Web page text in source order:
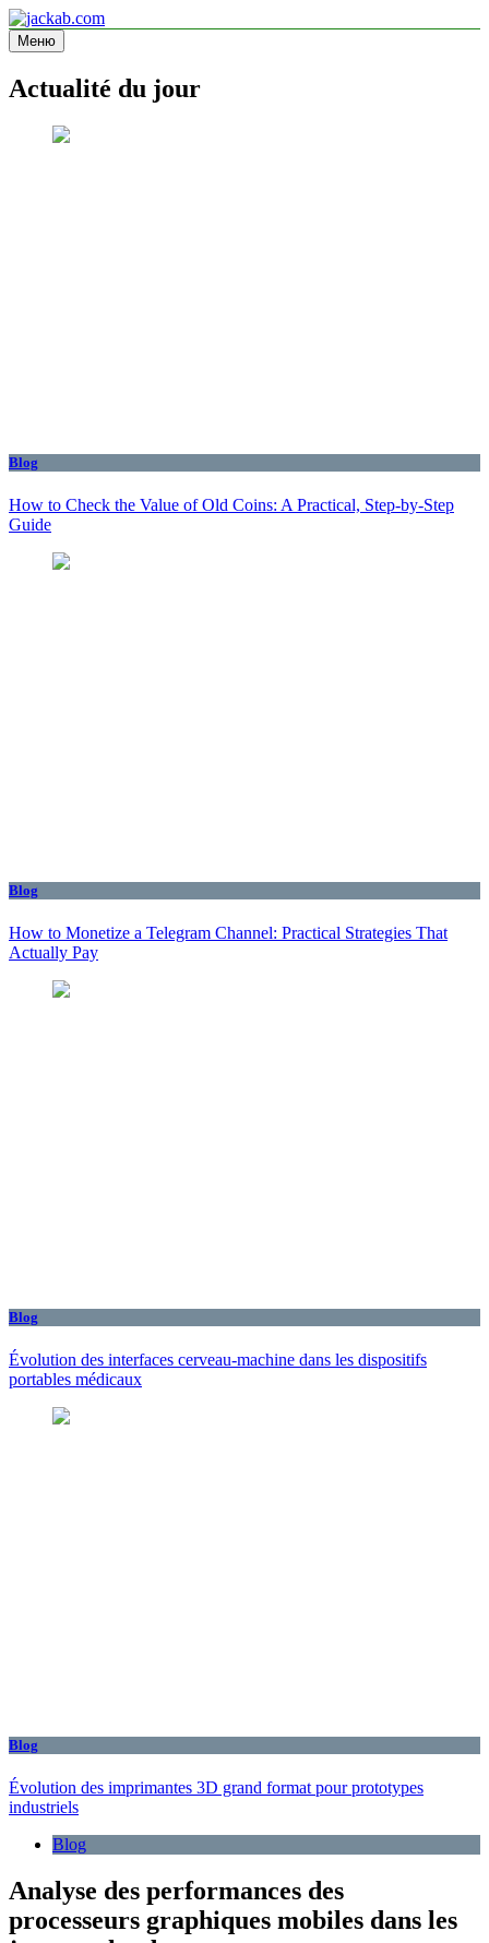
Перейти
к
содержимому
jackab.com
Site d'information
Меню
Actualité du jour
Blog
How to Check the Value of Old Coins: A Practical, Step-by-Step
Guide
Blog
How to Monetize a Telegram Channel: Practical Strategies That
Actually Pay
Blog
Évolution des interfaces cerveau-machine dans les dispositifs
portables médicaux
Blog
Évolution des imprimantes 3D grand format pour prototypes
industriels
Blog
Analyse des performances des
processeurs graphiques mobiles dans les